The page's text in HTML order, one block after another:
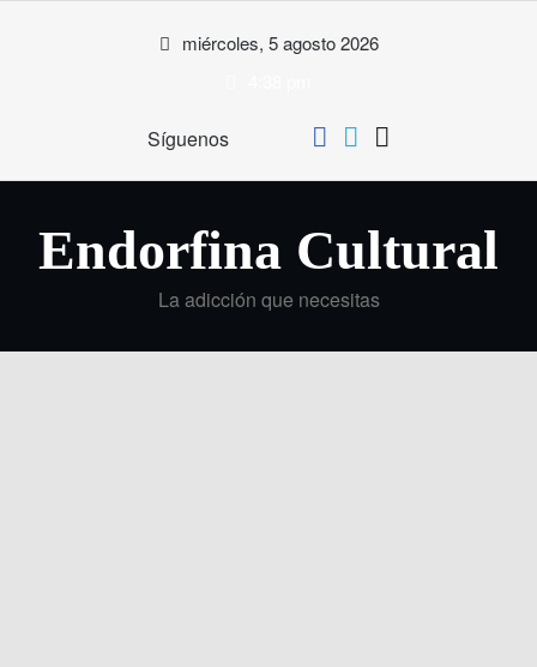
miércoles, 5 agosto 2026
Síguenos
Endorfina Cultural
La adicción que necesitas